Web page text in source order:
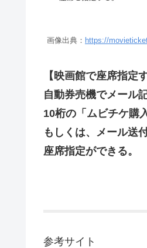
画像出典： https://
【映画館で座席指定
自動券売機でメール
10桁の「ムビチケ購
もしくは、メール送
座席指定ができる。
参考サイト